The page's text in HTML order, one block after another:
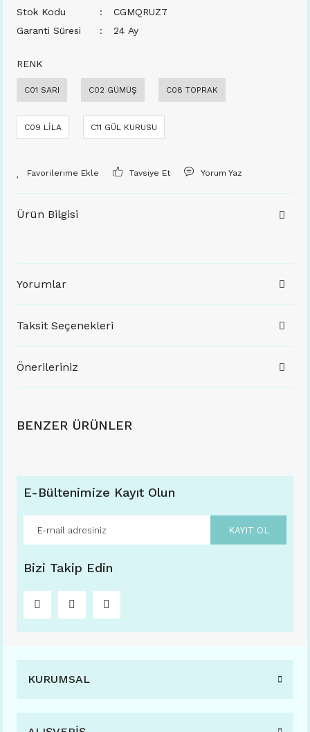
Stok Kodu
CGMQRUZ7
Garanti Süresi
24 Ay
RENK
C01 SARI C02 GÜMÜŞ C08 TOPRAK
C09 LİLA C11 GÜL KURUSU
Tavsiye Et Yorum Yaz
Ürün Bilgisi
Yorumlar
Taksit Seçenekleri
Önerileriniz
BENZER ÜRÜNLER
E-Bültenimize Kayıt Olun
KAYIT OL
Bizi Takip Edin
KURUMSAL